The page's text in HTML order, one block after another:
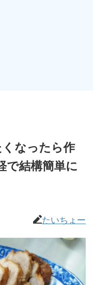
なったら作
で結構簡単に
たいちょー